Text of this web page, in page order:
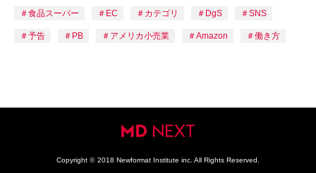
食品スーパー EC カテゴリ DgS SNS
予告 PB アメリカ小売業 Amazon 働き方
Copyright © 2018 Newformat Institute inc. All Rights Reserved.